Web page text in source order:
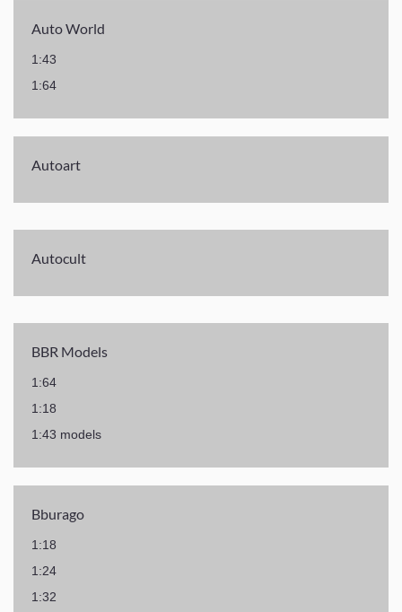
Auto World
1:43
1:64
Autoart
Autocult
BBR Models
1:64
1:18
1:43 models
Bburago
1:18
1:24
1:32